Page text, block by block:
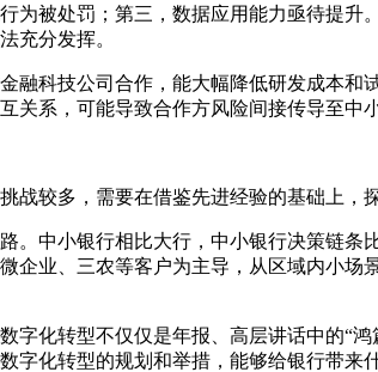
为被处罚；第三，数据应用能力亟待提
充分发挥。
融科技公司合作，能大幅降低研发成本
关系，可能导致合作方风险间接传导至
战较多，需要在借鉴先进经验的基础上，
。中小银行相比大行，中小银行决策链
企业、三农等客户为主导，从区域内小
字化转型不仅仅是年报、高层讲话中的“
字化转型的规划和举措，能够给银行带